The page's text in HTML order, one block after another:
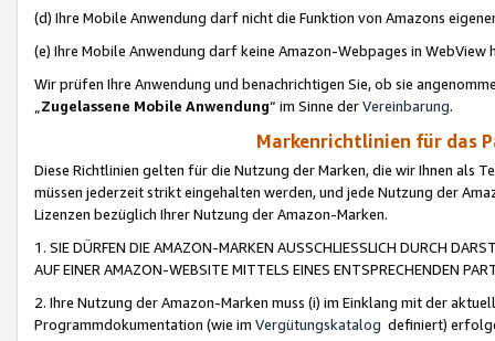
(d) Ihre Mobile Anwendung darf nicht die Funktion von Amazons
(e) Ihre Mobile Anwendung darf keine Amazon-Webpages in WebView
Wir prüfen Ihre Anwendung und benachrichtigen Sie, ob sie
„Zugelassene Mobile Anwendung“ im Sinne derVereinbarung.
Markenrichtlinien für das
Diese Richtlinien gelten für die Nutzung der Marken, die wir Ihnen als
müssen jederzeit strikt eingehalten werden, und jede Nutzung der
Lizenzen bezüglich Ihrer Nutzung der Amazon-Marken.
1. SIE DÜRFEN DIE AMAZON-MARKEN AUSSCHLIESSLICH DURCH
AUF EINER AMAZON-WEBSITE MITTELS EINES ENTSPRECHENDEN
2. Ihre Nutzung der Amazon-Marken muss (i) im Einklang mit der
Programmdokumentation (wie im Vergütungskatalog definiert)